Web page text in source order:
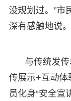
没规划过。”市
深有感触地说。
与传统发
传展示+互动体
员化身“安全宣